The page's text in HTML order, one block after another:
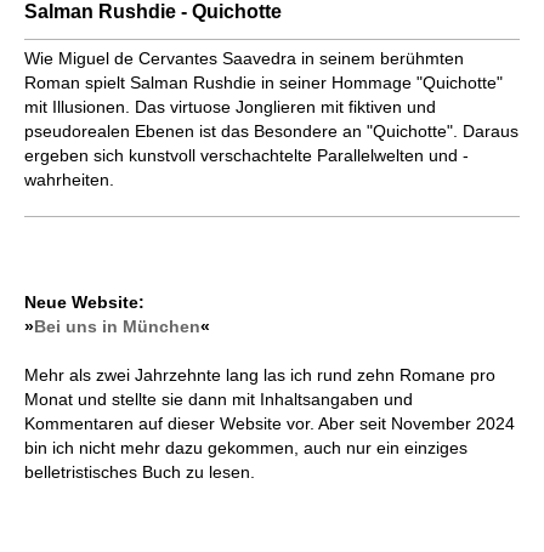
Salman Rushdie - Quichotte
Wie Miguel de Cervantes Saavedra in seinem berühmten
Roman spielt Salman Rushdie in seiner Hommage "Quichotte"
mit Illusionen. Das virtuose Jonglieren mit fiktiven und
pseudorealen Ebenen ist das Besondere an "Quichotte". Daraus
ergeben sich kunstvoll verschachtelte Parallelwelten und -
wahrheiten.
Neue Website:
»Bei uns in München«
Mehr als zwei Jahrzehnte lang las ich rund zehn Romane pro
Monat und stellte sie dann mit Inhaltsangaben und
Kommentaren auf dieser Website vor. Aber seit November 2024
bin ich nicht mehr dazu gekommen, auch nur ein einziges
belletristisches Buch zu lesen.